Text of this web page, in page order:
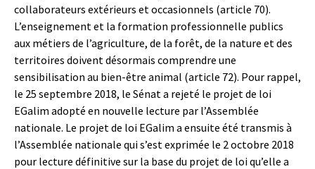
collaborateurs extérieurs et occasionnels (article 70).
L’enseignement et la formation professionnelle publics
aux métiers de l’agriculture, de la forêt, de la nature et des
territoires doivent désormais comprendre une
sensibilisation au bien-être animal (article 72). Pour rappel,
le 25 septembre 2018, le Sénat a rejeté le projet de loi
EGalim adopté en nouvelle lecture par l’Assemblée
nationale. Le projet de loi EGalim a ensuite été transmis à
l’Assemblée nationale qui s’est exprimée le 2 octobre 2018
pour lecture définitive sur la base du projet de loi qu’elle a